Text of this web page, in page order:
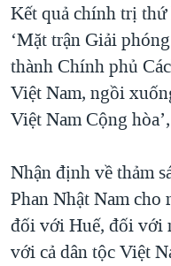
Kết quả chính trị
‘Mặt trận Giải
thành Chính phủ
Việt Nam, ngồi
Việt Nam Cộng
Nhận định về thảm
Phan Nhật Nam cho
đối với Huế, đối với
với cả dân tộc Việt